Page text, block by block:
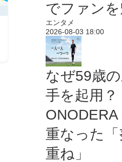
でファンを
エンタメ
2026-08-03 18:00
なぜ59歳
手を起用
ONODERA
重なった
重ね」